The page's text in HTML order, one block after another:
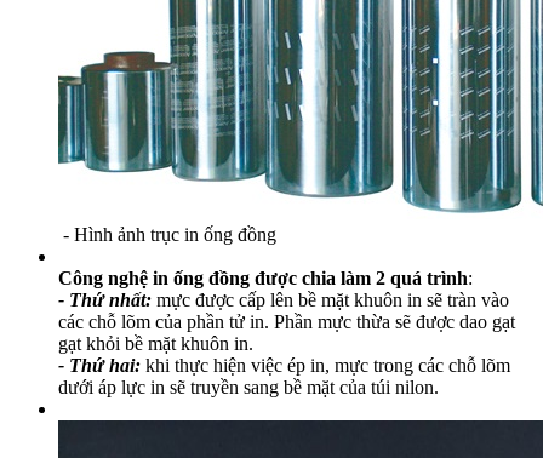
- Hình ảnh trục in ống đồng
Công nghệ in ống đồng được chia làm 2 quá trình:
- Thứ nhất: mực được cấp lên bề mặt khuôn in sẽ tràn vào
các chỗ lõm của phần tử in. Phần mực thừa sẽ được dao gạt
gạt khỏi bề mặt khuôn in.
- Thứ hai: khi thực hiện việc ép in, mực trong các chỗ lõm
dưới áp lực in sẽ truyền sang bề mặt của túi nilon.